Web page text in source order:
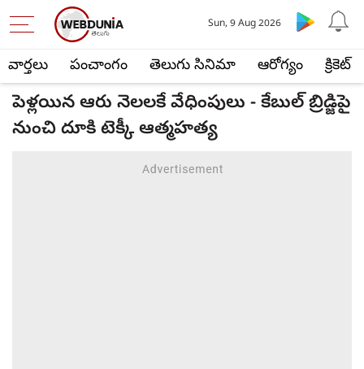
వార్తలు పంచాంగం తెలుగు సినిమా ఆరోగ్యం క్రికెట్
Sun, 9 Aug 2026
పెళ్లయిన ఆరు నెలలకే వేధింపులు - కేబుల్ బ్రిడ్జిపై
నుంచి దూకి టెక్కీ ఆత్మహత్య